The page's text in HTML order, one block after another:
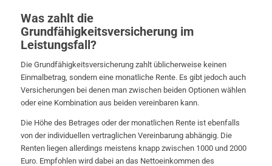
Was zahlt die
Grundfähigkeitsversicherung im
Leistungsfall?
Die Grundfähigkeitsversicherung zahlt üblicherweise keinen
Einmalbetrag, sondern eine monatliche Rente. Es gibt jedoch auch
Versicherungen bei denen man zwischen beiden Optionen wählen
oder eine Kombination aus beiden vereinbaren kann.
Die Höhe des Betrages oder der monatlichen Rente ist ebenfalls
von der individuellen vertraglichen Vereinbarung abhängig. Die
Renten liegen allerdings meistens knapp zwischen 1000 und 2000
Euro. Empfohlen wird dabei an das Nettoeinkommen des